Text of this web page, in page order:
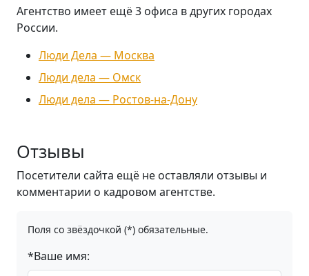
Агентство имеет ещё 3 офиса в других городах
России.
Люди Дела — Москва
Люди дела — Омск
Люди дела — Ростов-на-Дону
Отзывы
Посетители сайта ещё не оставляли отзывы и
комментарии о кадровом агентстве.
Поля со звёздочкой (*) обязательные.
*Ваше имя: